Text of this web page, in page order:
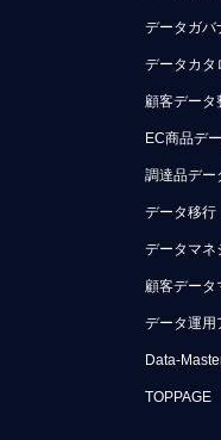
データガバ
データカタ
顧客データ
EC商品デ
調達品デー
データ移行
データマネ
顧客データ
データ運用
Data-
TOPPAGE